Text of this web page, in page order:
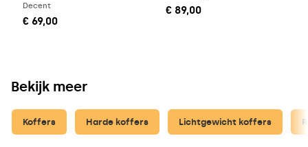
Decent
€ 69,00
€ 89,00
Bekijk meer
Koffers Harde koffers Lichtgewicht koffers